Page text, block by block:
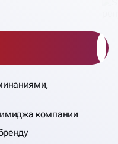
компании